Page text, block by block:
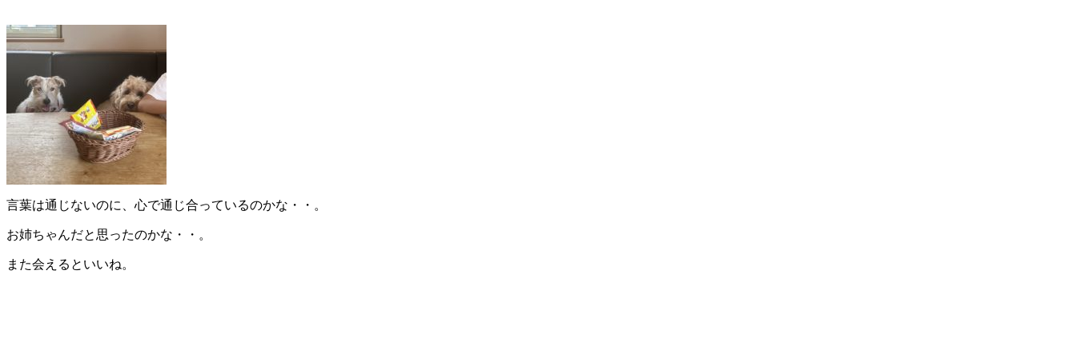
言葉は通じないのに、心で通じ合っているのかな・・。
お姉ちゃんだと思ったのかな・・。
また会えるといいね。